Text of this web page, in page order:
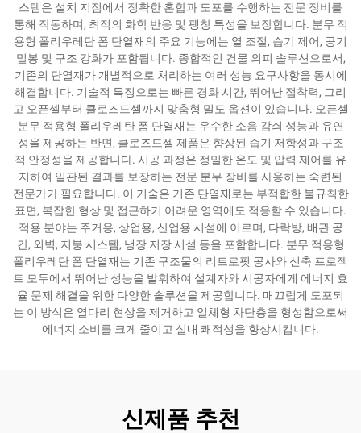
스템은 설치 지점에서 정확한 혼합과 도포를 수행하는 전문 장비를
통해 작동하며, 최적의 화학 반응 및 팽창 특성을 보장합니다. 분무 적
용형 폴리우레탄 폼 단열재의 주요 기능에는 열 조절, 습기 제어, 공기
밀봉 및 구조 강화가 포함됩니다. 종합적인 건물 외피 솔루션으로서,
기존의 단열재가 개별적으로 처리하는 여러 성능 요구사항을 동시에
해결합니다. 기술적 특징으로는 빠른 경화 시간, 뛰어난 접착력, 그리
고 오픈셀부터 클로즈드셀까지 맞춤형 밀도 옵션이 있습니다. 오픈셀
분무 적용형 폴리우레탄 폼 단열재는 우수한 소음 감쇠 성능과 유연
성을 제공하는 반면, 클로즈드셀 제품은 향상된 습기 저항성과 구조
적 안정성을 제공합니다. 시공 과정은 정밀한 온도 및 압력 제어를 유
지하여 일관된 결과를 보장하는 전문 분무 장비를 사용하는 숙련된
전문가가 필요합니다. 이 기술은 기존 단열재로는 부적합한 불규칙한
표면, 복잡한 형상 및 접근하기 어려운 영역에도 적응할 수 있습니다.
적용 분야는 주거용, 상업용, 산업용 시설에 이르며, 다락방, 배관 공
간, 외벽, 지붕 시스템, 냉장 저장 시설 등을 포함합니다. 분무 적용형
폴리우레탄 폼 단열재는 기존 구조물의 리트로핏 공사와 신축 프로젝
트 모두에서 뛰어난 성능을 발휘하여 설계자와 시공자에게 에너지 효
율 문제 해결을 위한 다양한 솔루션을 제공합니다. 매끄럽게 도포되
는 이 방식은 열다리 현상을 제거하고 일체형 차단층을 형성함으로써
에너지 소비를 크게 줄이고 실내 쾌적성을 향상시킵니다.
신제품 추천